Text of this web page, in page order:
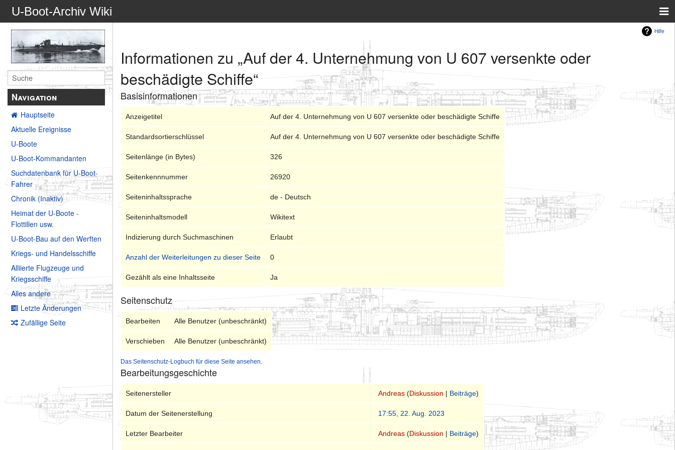
U-Boot-Archiv Wiki
Navigation
Hauptseite
Aktuelle Ereignisse
U-Boote
U-Boot-Kommandanten
Suchdatenbank für U-Boot-
Fahrer
Chronik (Inaktiv)
Heimat der U-Boote -
Flottillen usw.
U-Boot-Bau auf den Werften
Kriegs- und Handelsschiffe
Alliierte Flugzeuge und
Kriegsschiffe
Alles andere
Letzte Änderungen
Zufällige Seite
Hilfe
Informationen zu „Auf der 4. Unternehmung von U 607 versenkte oder
beschädigte Schiffe“
Basisinformationen
Anzeigetitel Auf der 4. Unternehmung von U 607 versenkte oder beschädigte Schiffe
Standardsortierschlüssel Auf der 4. Unternehmung von U 607 versenkte oder beschädigte Schiffe
Seitenlänge (in Bytes) 326
Seitenkennnummer 26920
Seiteninhaltssprache de - Deutsch
Seiteninhaltsmodell Wikitext
Indizierung durch Suchmaschinen Erlaubt
Anzahl der Weiterleitungen zu dieser Seite 0
Gezählt als eine Inhaltsseite Ja
Seitenschutz
Bearbeiten Alle Benutzer (unbeschränkt)
Verschieben Alle Benutzer (unbeschränkt)
Das Seitenschutz-Logbuch für diese Seite ansehen.
Bearbeitungsgeschichte
Seitenersteller Andreas (Diskussion | Beiträge)
Datum der Seitenerstellung 17:55, 22. Aug. 2023
Letzter Bearbeiter Andreas (Diskussion | Beiträge)